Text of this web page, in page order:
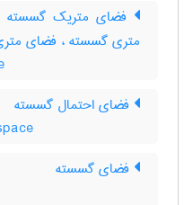
فضای متریک گسسته
متری گسسته ، فضای
فضای احتمال گسسته
فضای گسسته